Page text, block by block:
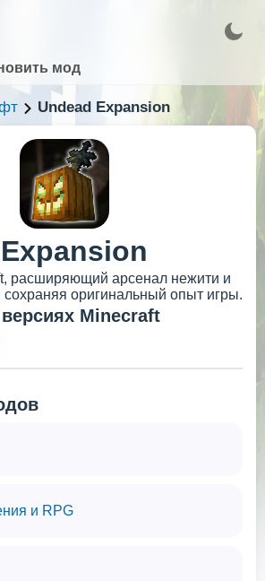
мод
Undead Expansion
расширяющий арсенал нежити и
сохраняя оригинальный опыт игры.
Minecraft
и RPG